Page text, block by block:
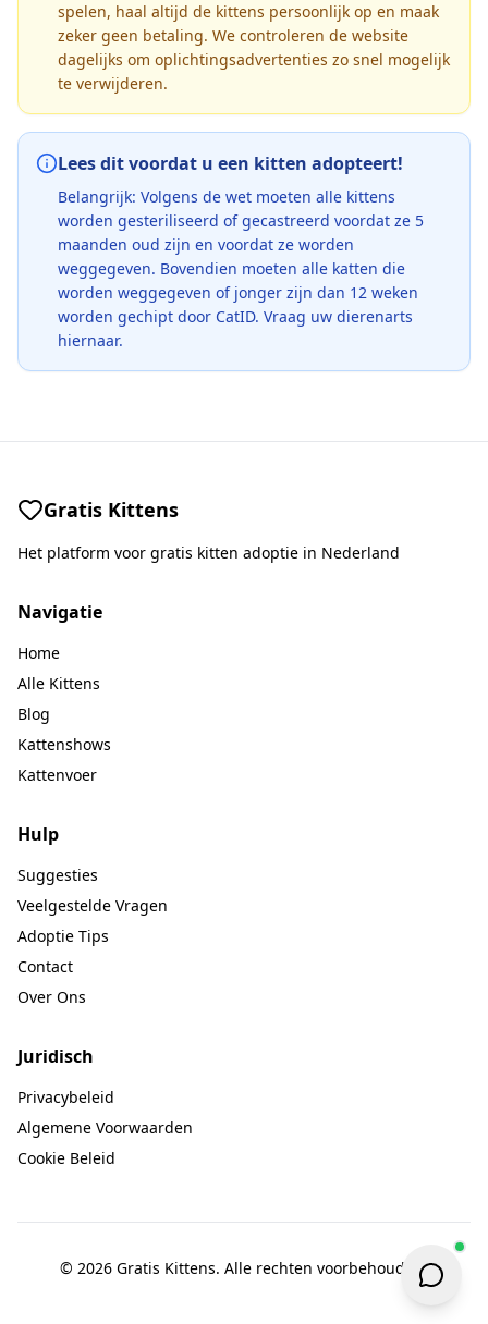
spelen, haal altijd de kittens persoonlijk op en maak
zeker geen betaling. We controleren de website
dagelijks om oplichtingsadvertenties zo snel mogelijk
te verwijderen.
Lees dit voordat u een kitten adopteert!
Belangrijk: Volgens de wet moeten alle kittens
worden gesteriliseerd of gecastreerd voordat ze 5
maanden oud zijn en voordat ze worden
weggegeven. Bovendien moeten alle katten die
worden weggegeven of jonger zijn dan 12 weken
worden gechipt door CatID. Vraag uw dierenarts
hiernaar.
Gratis Kittens
Het platform voor gratis kitten adoptie in Nederland
Navigatie
Home
Alle Kittens
Blog
Kattenshows
Kattenvoer
Hulp
Suggesties
Veelgestelde Vragen
Adoptie Tips
Contact
Over Ons
Juridisch
Privacybeleid
Algemene Voorwaarden
Cookie Beleid
© 2026 Gratis Kittens. Alle rechten voorbehouden.